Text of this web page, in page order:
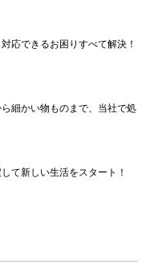
応できるお困りすべて解決！
細かい物ものまで、当社で処
て新しい生活をスタート！